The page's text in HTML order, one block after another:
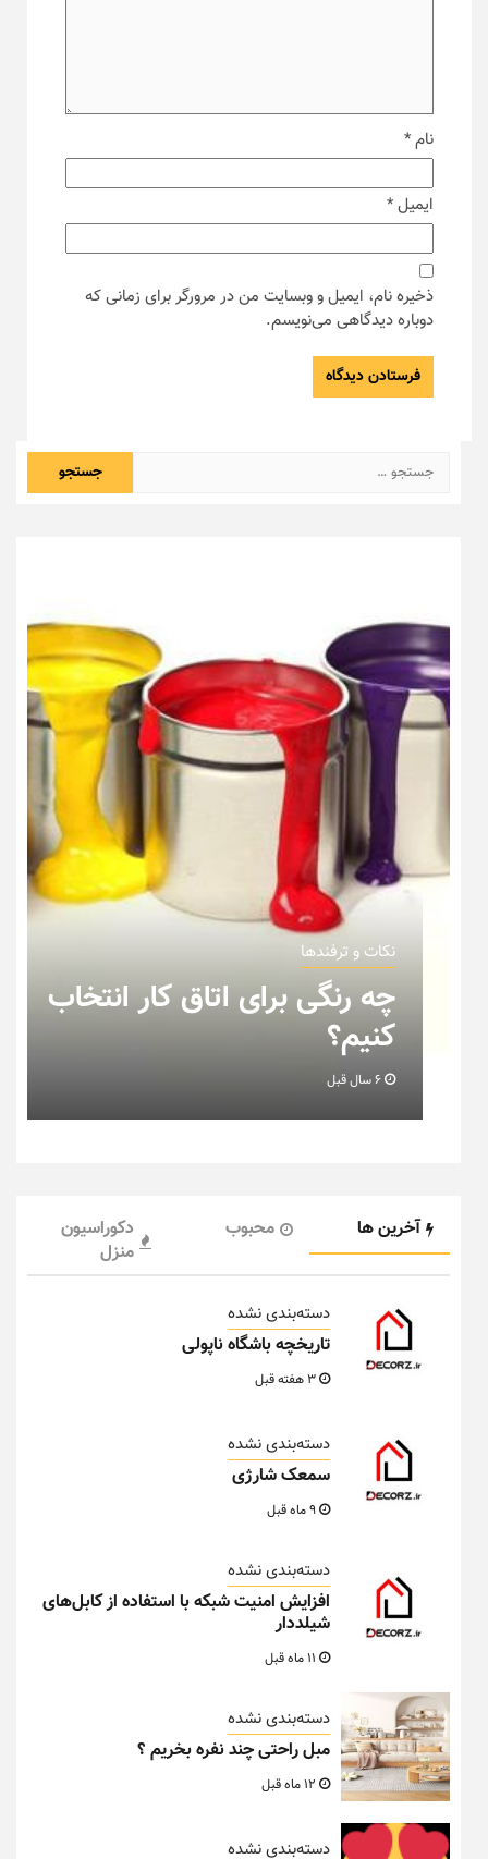
نام*
ایمیل*
ذخیره نام، ایمیل و وبسایت من در مرورگر برای زمانی که
دوباره دیدگاهی می‌نویسم.
جستجو
برای:
اتاق کار انتخاب
نکاتی که
خانه عروس
آخرین ها محبوب
دکوراسیون
منزل
دسته‌بندی نشده
تاریخچه باشگاه ناپولی
دسته‌بندی نشده
سمعک شارژی
دسته‌بندی نشده
افزایش امنیت شبکه با استفاده از کابل‌های
شیلددار
دسته‌بندی نشده
مبل راحتی چند نفره بخریم ؟
دسته‌بندی نشده